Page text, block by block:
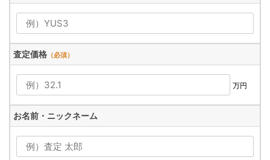
査定価格 （必須）
万円
お名前・ニックネーム